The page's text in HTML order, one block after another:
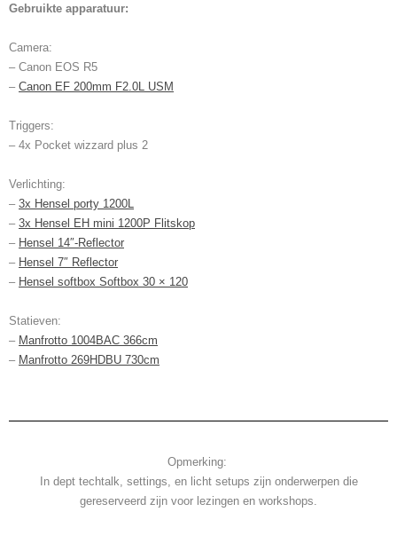
Gebruikte apparatuur:
Camera:
– Canon EOS R5
– Canon EF 200mm F2.0L USM
Triggers:
– 4x Pocket wizzard plus 2
Verlichting:
– 3x Hensel porty 1200L
– 3x Hensel EH mini 1200P Flitskop
– Hensel 14″-Reflector
– Hensel 7″ Reflector
– Hensel softbox Softbox 30 × 120
Statieven:
– Manfrotto 1004BAC 366cm
– Manfrotto 269HDBU 730cm
Opmerking:
In dept techtalk, settings, en licht setups zijn onderwerpen die
gereserveerd zijn voor lezingen en workshops.